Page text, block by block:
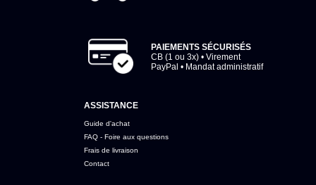
PAIEMENTS SÉCURISÉS
CB (1 ou 3x) • Virement
PayPal • Mandat administratif
ASSISTANCE
Guide d'achat
FAQ - Foire aux questions
Frais de livraison
Contact